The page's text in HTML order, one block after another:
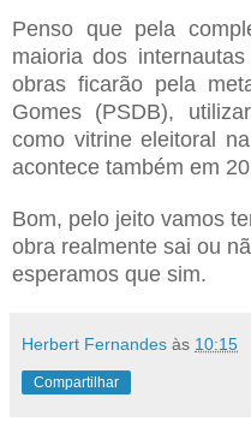
Penso que pela
maioria dos
obras ficarão pela
Gomes (PSDB),
como vitrine eleitoral
acontece também em
Bom, pelo jeito vamos
obra realmente sai ou
esperamos que sim.
Herbert Fernandes às 10:15
Compartilhar